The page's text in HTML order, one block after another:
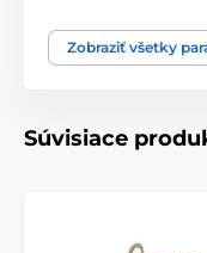
Motív
Zobraziť všetky
Súvisiace